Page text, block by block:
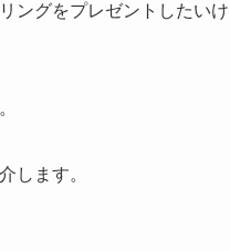
ングをプレゼントしたい
します。